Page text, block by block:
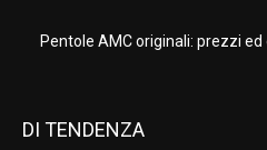
Pentole AMC originali: prezzi
DI TENDENZA